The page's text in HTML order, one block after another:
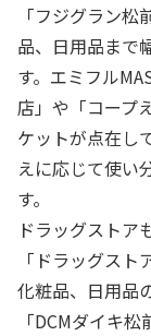
「フジグラン
品、日用品まで
す。エミフル
店」や「コープ
ケットが点在し
えに応じて使い
す。
ドラッグストア
「ドラッグス
化粧品、日用品
「DCMダイキ